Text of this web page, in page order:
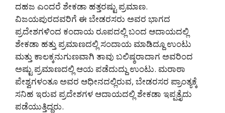
ದಹಜ ಎಂದರೆ ಶೇಕಡಾ ಹತ್ತರಷ್ಟು ಪ್ರಮಾಣ.
ವಿಜಯಪುರದವರಿಗೆ ಈ ಬೇಡರಸರು ಅವರ ಭಾಗದ
ಪ್ರದೇಶಗಳಿಂದ ಕಂದಾಯ ರೂಪದಲ್ಲಿ ಬಂದ ಆದಾಯದಲ್ಲಿ
ಶೇಕಡಾ ಹತ್ತು ಪ್ರಮಾಣದಲ್ಲಿ ಸಂದಾಯ ಮಾಡಿದ್ದೂ ಉಂಟು
ಮತ್ತು ಕಾಲಕ್ಕನುಗುಣವಾಗಿ ತಾವು ಬಲಿಷ್ಠರಾದಾಗ ಅವರಿಂದ
ಅಷ್ಟು ಪ್ರಮಾಣದಲ್ಲಿ ಆಯ ಪಡೆದುದ್ದು ಉಂಟು. ಮರಾಠಾ
ಪೇಶ್ವಗಳಂತೂ ಅವರ ಆಧೀನದಲ್ಲಿರುವ, ಬೇಡರಸರ ಪ್ರಾಂತ್ಯಕ್ಕೆ
ಸನಿಹ ಇರುವ ಪ್ರದೇಶಗಳ ಆದಾಯದಲ್ಲಿ ಶೇಕಡಾ ಇಪ್ಪತ್ತೈದು
ಪಡೆಯುತ್ತಿದ್ದರು.